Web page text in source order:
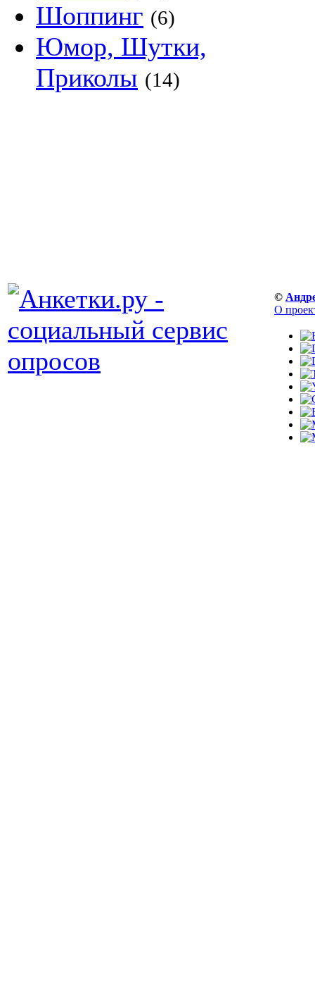
Шоппинг (6)
Юмор, Шутки,
Приколы (14)
©
О